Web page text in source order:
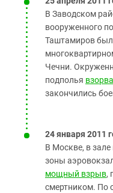
В Заводском
вооруженного
Таштамиров
Чечни.
подполья
закончились
24 января 2011
В Москве, в
зоны
мощный взрыв,
смертником.